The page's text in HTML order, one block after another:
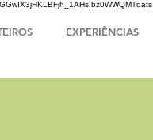
EXPERIÊNCIAS